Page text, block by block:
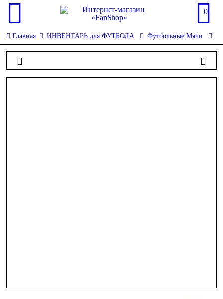
0
Главная ИНВЕНТАРЬ для ФУТБОЛА Футбольные Мячи